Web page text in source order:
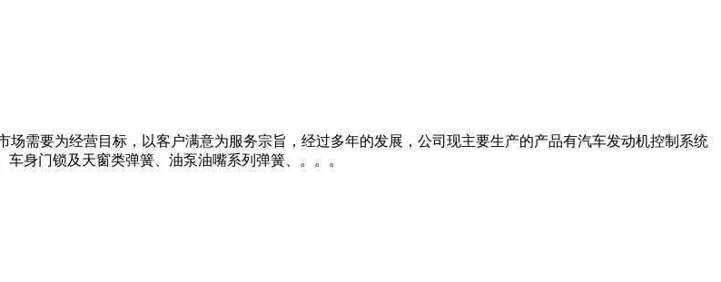
需要为经营目标，以客户满意为服务宗旨，经过多年的发展，公司现主要生产的产品有汽车发动机控制系统
身门锁及天窗类弹簧、油泵油嘴系列弹簧、。。。